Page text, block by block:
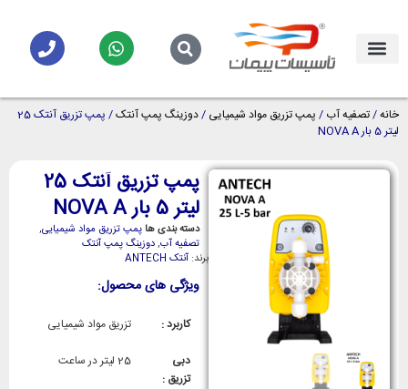
خانه/تصفیه آب / پمپ تزریق مواد شیمیایی /دوزینگ پمپ آنتک
/ پمپ تزریق آنتک 25
لیتر 5 بار NOVA A
پمپ تزریق آنتک 25
لیتر 5 بار NOVA A
دسته بندی ها پمپ تزریق مواد شیمیایی,
تصفیه آب,دوزینگ پمپ آنتک
برند: آنتک ANTECH
ویژگی های محصول:
کاربرد :
تزریق مواد شیمیایی
دبی
تزریق :
25 لیتر در ساعت